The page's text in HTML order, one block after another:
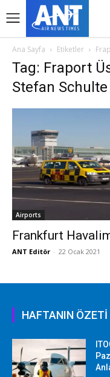
Ana Sayfa Etiketler
Tag: Fraport
Stefan Schulte
Airports
Frankfurt
ANT Editör - 22 Ocak 2021
HAFTANIN ÖZETİ